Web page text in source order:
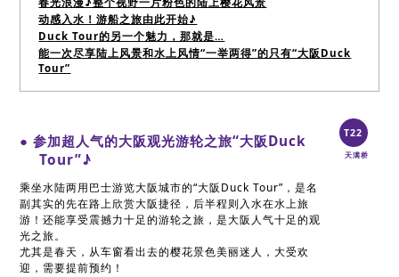
动感入水！游船之旅由此开始♪
Duck Tour的另一个魅力，那就是…
能一次尽享陆上风景和水上风情“一举两得”的只有“大阪Duck
Tour”
● 参加超人气的大阪观光游轮之旅“大阪Duck
Tour”♪
乘坐水陆两用巴士游览大阪城市的“大阪Duck Tour”，是名
副其实的先在路上欣赏大阪捷径，后半程则入水在水上旅
游！还能享受震撼力十足的游轮之旅，是大阪人气十足的观
光之旅。
尤其是春天，从车窗看出去的樱花景色美丽迷人，大受欢
迎，需要提前预约！
T22
天满桥